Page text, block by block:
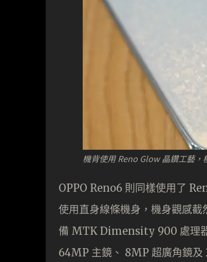
機背使用 Reno Glow 晶鑽工藝，
OPPO Reno6 則同樣使用了
使用直身線條機身，機身觀感
備 MTK Dimensity 900 處理
64MP 主鏡、 8MP 超廣角鏡及